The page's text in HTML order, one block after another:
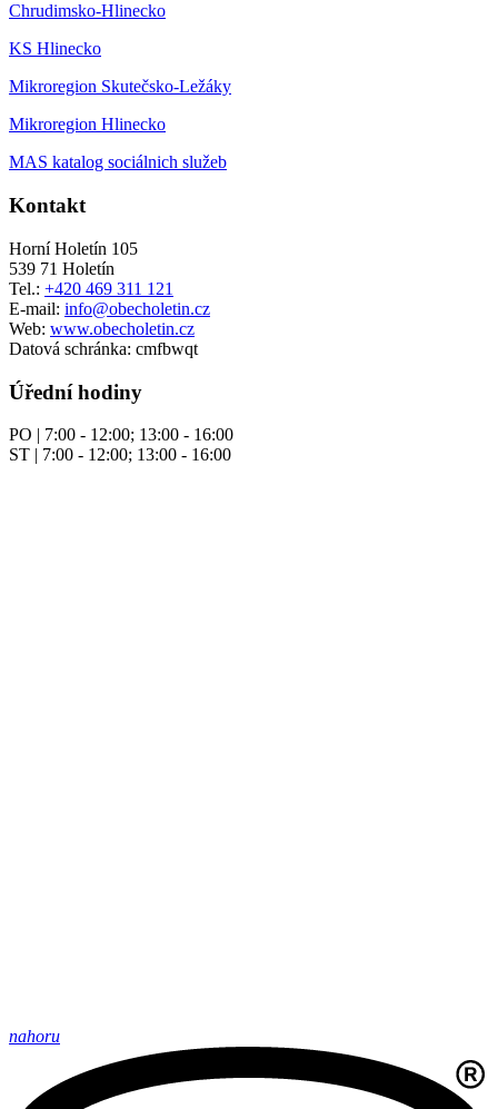
Chrudimsko-Hlinecko
KS Hlinecko
Mikroregion Skutečsko-Ležáky
Mikroregion Hlinecko
MAS katalog sociálnich služeb
Kontakt
Horní Holetín 105
539 71 Holetín
Tel.: +420 469 311 121
E-mail: info@obecholetin.cz
Web: www.obecholetin.cz
Datová schránka: cmfbwqt
Úřední hodiny
PO | 7:00 - 12:00; 13:00 - 16:00
ST | 7:00 - 12:00; 13:00 - 16:00
nahoru